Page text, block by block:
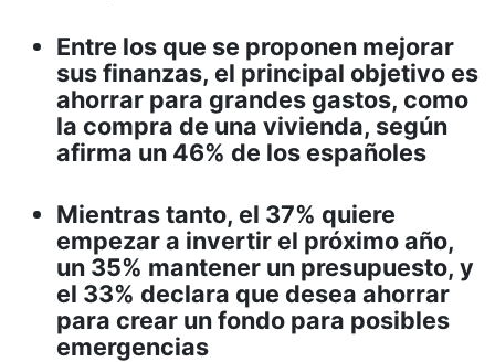
Entre los que se proponen mejorar
sus finanzas, el principal objetivo es
ahorrar para grandes gastos, como
la compra de una vivienda, según
afirma un 46% de los españoles
Mientras tanto, el 37% quiere
empezar a invertir el próximo año,
un 35% mantener un presupuesto, y
el 33% declara que desea ahorrar
para crear un fondo para posibles
emergencias